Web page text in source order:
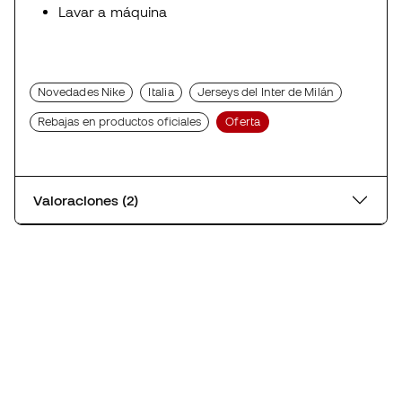
Lavar a máquina
Novedades Nike Italia Jerseys del Inter de Milán
Rebajas en productos oficiales Oferta
Valoraciones (2)